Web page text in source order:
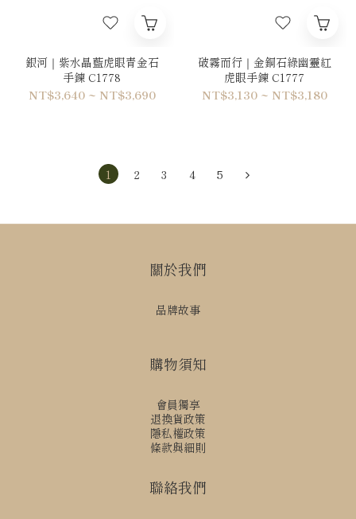
銀河｜紫水晶藍虎眼青金石
手鍊 C1778
NT$3,640 ~ NT$3,690
破霧而行｜金銅石綠幽靈紅
虎眼手鍊 C1777
NT$3,130 ~ NT$3,180
1 2 3 4 5
關於我們
品牌故事
購物須知
會員獨享
退換貨政策
隱私權政策
條款與細則
聯絡我們